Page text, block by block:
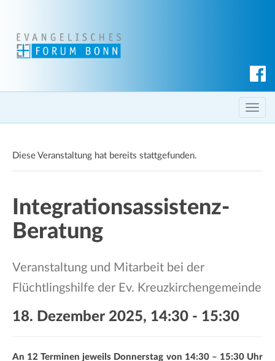
c
h T
o
l
t
Diese Veranstaltung hat bereits stattgefunden.
Integrationsassistenz-
Beratung
Veranstaltung und Mitarbeit bei der
Flüchtlingshilfe der Ev. Kreuzkirchengemeinde
18. Dezember 2025, 14:30 - 15:30
An 12 Terminen jeweils Donnerstag von 14:30 – 15:30 Uhr